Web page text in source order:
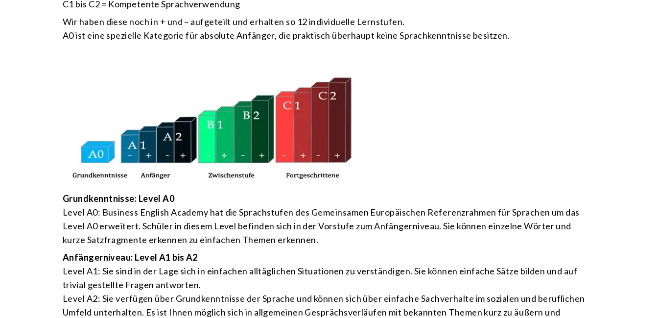
C1 bis C2 = Kompetente Sprachverwendung
Wir haben diese noch in + und – aufgeteilt und erhalten so 12 individuelle Lernstufen.
A0 ist eine spezielle Kategorie für absolute Anfänger, die praktisch überhaupt keine Sprachkenntnisse besitzen.
Grundkenntnisse: Level A0
Level A0: Business English Academy hat die Sprachstufen des Gemeinsamen Europäischen Referenzrahmen für Sprachen um das
Level A0 erweitert. Schüler in diesem Level befinden sich in der Vorstufe zum Anfängerniveau. Sie können einzelne Wörter und
kurze Satzfragmente erkennen zu einfachen Themen erkennen.
Anfängerniveau: Level A1 bis A2
Level A1: Sie sind in der Lage sich in einfachen alltäglichen Situationen zu verständigen. Sie können einfache Sätze bilden und auf
trivial gestellte Fragen antworten.
Level A2: Sie verfügen über Grundkenntnisse der Sprache und können sich über einfache Sachverhalte im sozialen und beruflichen
Umfeld unterhalten. Es ist Ihnen möglich sich in allgemeinen Gesprächsverläufen mit bekannten Themen kurz zu äußern und